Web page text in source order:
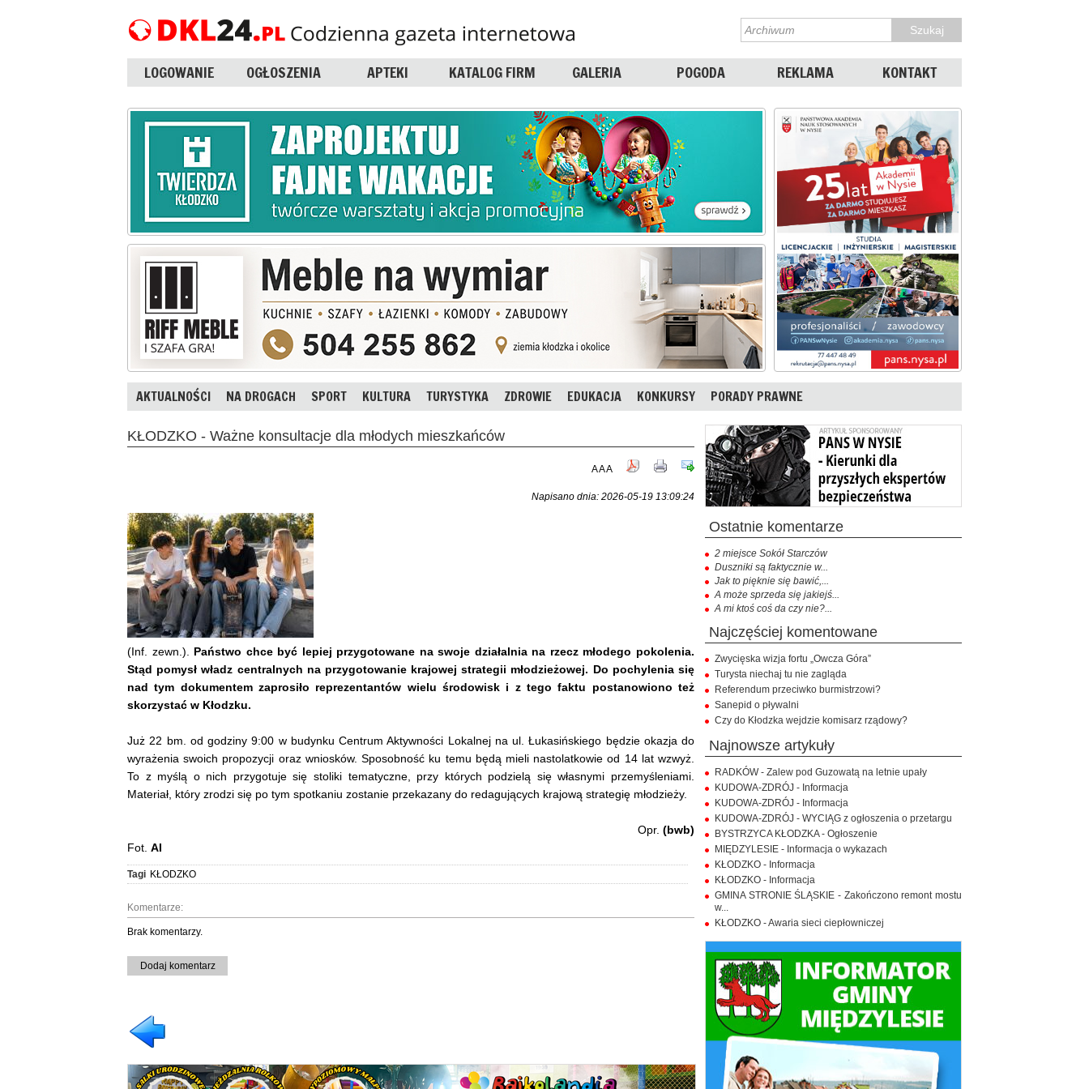
LOGOWANIE OGŁOSZENIA APTEKI KATALOG FIRM GALERIA POGODA REKLAMA KONTAKT
AKTUALNOŚCI NA DROGACH SPORT KULTURA TURYSTYKA ZDROWIE EDUKACJA KONKURSY PORADY PRAWNE
KŁODZKO - Ważne konsultacje dla młodych mieszkańców
AAA
Napisano dnia: 2026-05-19 13:09:24
(Inf. zewn.). Państwo chce być lepiej przygotowane na swoje działalnia na rzecz młodego pokolenia.
Stąd pomysł władz centralnych na przygotowanie krajowej strategii młodzieżowej. Do pochylenia się
nad tym dokumentem zaprosiło reprezentantów wielu środowisk i z tego faktu postanowiono też
skorzystać w Kłodzku.
Już 22 bm. od godziny 9:00 w budynku Centrum Aktywności Lokalnej na ul. Łukasińskiego będzie okazja do
wyrażenia swoich propozycji oraz wniosków. Sposobność ku temu będą mieli nastolatkowie od 14 lat wzwyż.
To z myślą o nich przygotuje się stoliki tematyczne, przy których podzielą się własnymi przemyśleniami.
Materiał, który zrodzi się po tym spotkaniu zostanie przekazany do redagujących krajową strategię młodzieży.
Opr. (bwb)
Fot. AI
Tagi KŁODZKO
Komentarze:
Brak komentarzy.
Dodaj komentarz
ostatnie komentarze
2 miejsce Sokół Starczów
Duszniki są faktycznie w...
Jak to pięknie się bawić,...
A może sprzeda się jakiejś...
A mi ktoś coś da czy nie?...
najczęściej komentowane
Zwycięska wizja fortu „Owcza Góra”
Turysta niechaj tu nie zagląda
Referendum przeciwko burmistrzowi?
Sanepid o pływalni
Czy do Kłodzka wejdzie komisarz rządowy?
najnowsze artykuły
RADKÓW - Zalew pod Guzowatą na letnie upały
KUDOWA-ZDRÓJ - Informacja
KUDOWA-ZDRÓJ - Informacja
KUDOWA-ZDRÓJ - WYCIĄG z ogłoszenia o przetargu
BYSTRZYCA KŁODZKA - Ogłoszenie
MIĘDZYLESIE - Informacja o wykazach
KŁODZKO - Informacja
KŁODZKO - Informacja
GMINA STRONIE ŚLĄSKIE - Zakończono remont mostu
w...
KŁODZKO - Awaria sieci ciepłowniczej